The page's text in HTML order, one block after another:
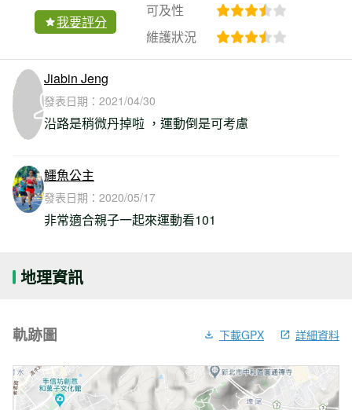
我要評分
可及性
維護狀況
Jiabin Jeng
發表日期： 2021/04/30
沿路是稍微丹掉啦 ，運動倒是可考慮
鱷魚公主
發表日期： 2020/05/17
非常適合親子一起來運動看101
地理資訊
軌跡圖 下載GPX 詳細資料